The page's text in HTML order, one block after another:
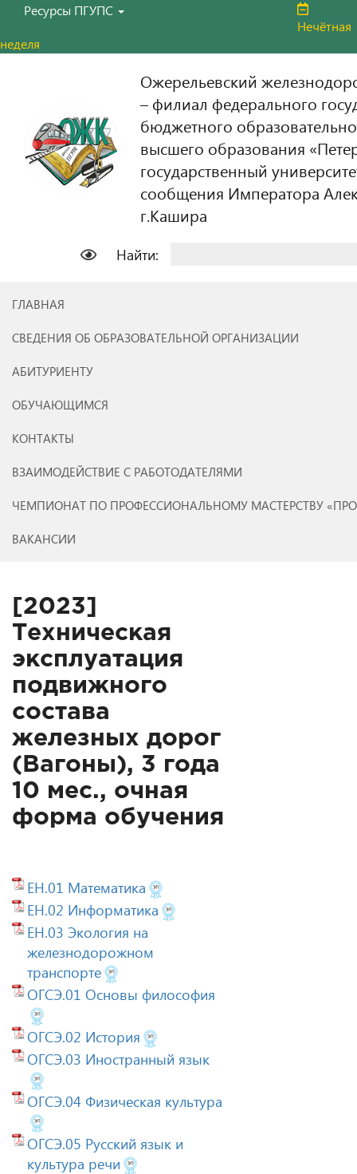
Ресурсы ПГУПС
Нечётная
неделя
Ожерельевский
– филиал федерального
бюджетного
высшего образования
государственный
сообщения Императора
г.Кашира
Найти:
ГЛАВНАЯ
СВЕДЕНИЯ ОБ ОБРАЗОВАТЕЛЬНОЙ ОРГАНИЗАЦИИ
АБИТУРИЕНТУ
ОБУЧАЮЩИМСЯ
КОНТАКТЫ
ВЗАИМОДЕЙСТВИЕ С РАБОТОДАТЕЛЯМИ
ЧЕМПИОНАТ ПО ПРОФЕССИОНАЛЬНОМУ МАСТЕРСТВУ
ВАКАНСИИ
[2023]
Техническая
эксплуатация
подвижного
состава
железных дорог
(Вагоны), 3 года
10 мес., очная
форма обучения
ЕН.01 Математика
ЕН.02 Информатика
ЕН.03 Экология на
железнодорожном
транспорте
ОГСЭ.01 Основы философия
ОГСЭ.02 История
ОГСЭ.03 Иностранный язык
ОГСЭ.04 Физическая культура
ОГСЭ.05 Русский язык и
культура речи